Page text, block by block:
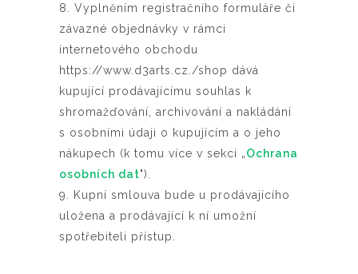
8. Vyplněním registračního formuláře či
závazné objednávky v rámci
internetového obchodu
https://www.d3arts.cz./shop dává
kupující prodávajícímu souhlas k
shromažďování, archivování a nakládání
s osobními údaji o kupujícím a o jeho
nákupech (k tomu více v sekci „Ochrana
osobních dat").
9. Kupní smlouva bude u prodávajícího
uložena a prodávající k ní umožní
spotřebiteli přístup.